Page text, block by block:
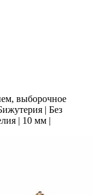
выборочное
| Без
| 10 мм |